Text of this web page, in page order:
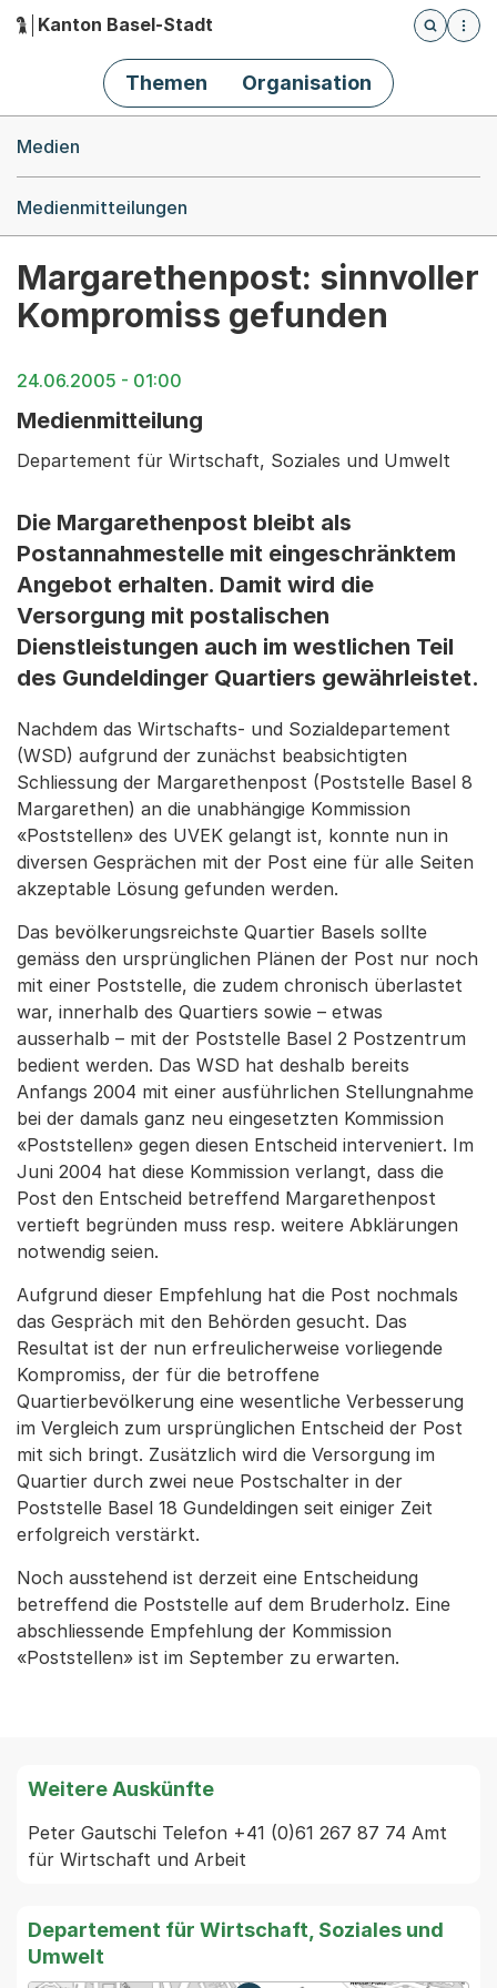
Hauptnavigation
Kanton Basel-Stadt
Öffnet
Themen Organisation
Medien
Medienmitteilungen
Margarethenpost: sinnvoller
Kompromiss gefunden
24.06.2005 - 01:00
Medienmitteilung
Departement für Wirtschaft, Soziales und Umwelt
Die Margarethenpost bleibt als
Postannahmestelle mit eingeschränktem
Angebot erhalten. Damit wird die
Versorgung mit postalischen
Dienstleistungen auch im westlichen Teil
des Gundeldinger Quartiers gewährleistet.
Nachdem das Wirtschafts- und Sozialdepartement
(WSD) aufgrund der zunächst beabsichtigten
Schliessung der Margarethenpost (Poststelle Basel 8
Margarethen) an die unabhängige Kommission
«Poststellen» des UVEK gelangt ist, konnte nun in
diversen Gesprächen mit der Post eine für alle Seiten
akzeptable Lösung gefunden werden.
Das bevölkerungsreichste Quartier Basels sollte
gemäss den ursprünglichen Plänen der Post nur noch
mit einer Poststelle, die zudem chronisch überlastet
war, innerhalb des Quartiers sowie – etwas
ausserhalb – mit der Poststelle Basel 2 Postzentrum
bedient werden. Das WSD hat deshalb bereits
Anfangs 2004 mit einer ausführlichen Stellungnahme
bei der damals ganz neu eingesetzten Kommission
«Poststellen» gegen diesen Entscheid interveniert. Im
Juni 2004 hat diese Kommission verlangt, dass die
Post den Entscheid betreffend Margarethenpost
vertieft begründen muss resp. weitere Abklärungen
notwendig seien.
Aufgrund dieser Empfehlung hat die Post nochmals
das Gespräch mit den Behörden gesucht. Das
Resultat ist der nun erfreulicherweise vorliegende
Kompromiss, der für die betroffene
Quartierbevölkerung eine wesentliche Verbesserung
im Vergleich zum ursprünglichen Entscheid der Post
mit sich bringt. Zusätzlich wird die Versorgung im
Quartier durch zwei neue Postschalter in der
Poststelle Basel 18 Gundeldingen seit einiger Zeit
erfolgreich verstärkt.
Noch ausstehend ist derzeit eine Entscheidung
betreffend die Poststelle auf dem Bruderholz. Eine
abschliessende Empfehlung der Kommission
«Poststellen» ist im September zu erwarten.
Weitere Auskünfte
Peter Gautschi Telefon +41 (0)61 267 87 74 Amt
für Wirtschaft und Arbeit
Departement für Wirtschaft, Soziales und
Umwelt